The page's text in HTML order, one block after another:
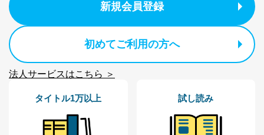
新規会員登録
初めてご利用の方へ
法人サービスはこちら ＞
タイトル1万以上 試し読み